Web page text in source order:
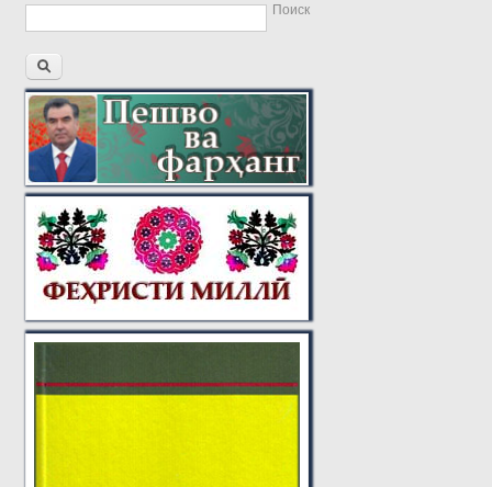
Поиск